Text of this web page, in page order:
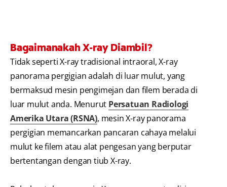
Bagaimanakah X-ray Diambil?
Tidak seperti X-ray tradisional intraoral, X-ray
panorama pergigian adalah di luar mulut, yang
bermaksud mesin pengimejan dan filem berada di
luar mulut anda. Menurut Persatuan Radiologi
Amerika Utara (RSNA), mesin X-ray panorama
pergigian memancarkan pancaran cahaya melalui
mulut ke filem atau alat pengesan yang berputar
bertentangan dengan tiub X-ray.